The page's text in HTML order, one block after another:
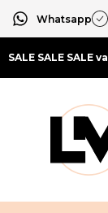
Whatsapp
SALE SALE SALE